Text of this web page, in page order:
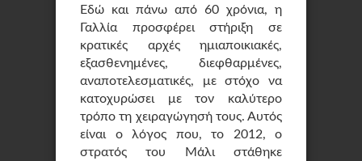
Εδώ και πάνω από 60 χρόνια, η
Γαλλία προσφέρει στήριξη σε
κρατικές αρχές ημιαποικιακές,
εξασθενημένες, διεφθαρμένες,
αναποτελεσματικές, με στόχο να
κατοχυρώσει με τον καλύτερο
τρόπο τη χειραγώγησή τους. Αυτός
είναι ο λόγος που, το 2012, ο
στρατός του Μάλι στάθηκε